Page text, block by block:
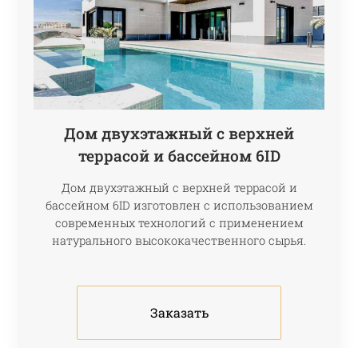
Дом двухэтажный с верхней
террасой и бассейном 6ID
Дом двухэтажный с верхней террасой и
бассейном 6ID изготовлен с использованием
современных технологий с применением
натурального высококачественного сырья.
Заказать